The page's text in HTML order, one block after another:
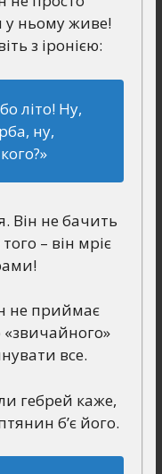
у ньому живе!
з іронією:
літо! Ну,
ну,
Він не бачить
– він мріє
не приймає
«звичайного»
все.
гебрей каже,
б’є його.